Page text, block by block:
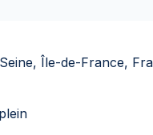
Île-de-France,